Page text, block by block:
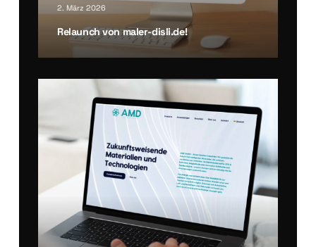
2. März 2026
Relaunch von maler-disli.de!